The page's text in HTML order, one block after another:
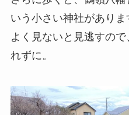
いう小さい神社がありま
よく見ないと見逃すの
れずに。